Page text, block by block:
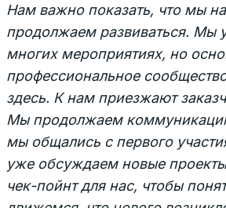
Нам важно показать, что мы
продолжаем развиваться. Мы
многих мероприятиях, но
профессиональное
здесь. К нам приезжают
Мы продолжаем
мы общались с первого
уже обсуждаем новые
чек-пойнт для нас, чтобы